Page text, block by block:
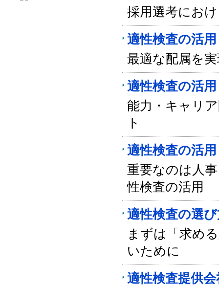
採用選考にお
適性検査の活
最適な配属を
適性検査の活
能力・キャリ
ト
適性検査の活
重要なのは人
性検査の活用
適性検査の選
まずは「求め
いために
適性検査提供